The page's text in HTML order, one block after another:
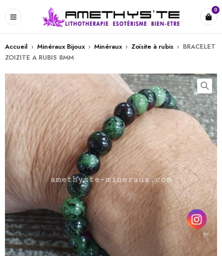
0
Accueil › Minéraux Bijoux › Minéraux › Zoïsite à rubis › BRACELET
ZOIZITE A RUBIS 8MM